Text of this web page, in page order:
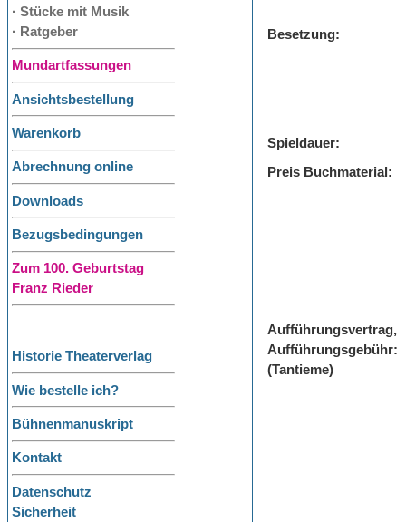
· Stücke mit Musik
· Ratgeber
Mundartfassungen
Ansichtsbestellung
Warenkorb
Abrechnung online
Downloads
Bezugsbedingungen
Zum 100. Geburtstag
Franz Rieder
Historie Theaterverlag
Wie bestelle ich?
Bühnenmanuskript
Kontakt
Datenschutz
Sicherheit
Besetzung:
Spieldauer:
Preis Buchmaterial:
Aufführungsvertrag,
Aufführungsgebühr:
(Tantieme)